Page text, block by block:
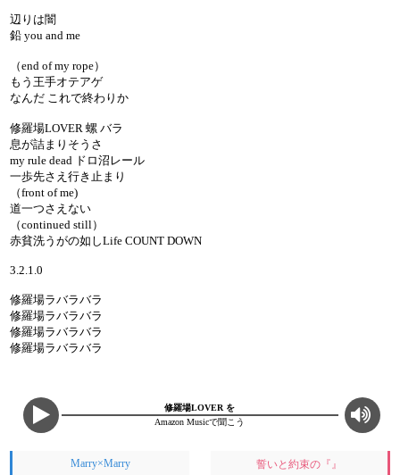
辺りは闇
鉛 you and me
（end of my rope）
もう王手オテアゲ
なんだ これで終わりか
修羅場LOVER 螺 バラ
息が詰まりそうさ
my rule dead ドロ沼レール
一歩先さえ行き止まり
（front of me)
道一つさえない
（continued still）
赤貧洗うがの如しLife COUNT DOWN
3.2.1.0
修羅場ラバラバラ
修羅場ラバラバラ
修羅場ラバラバラ
修羅場ラバラバラ
修羅場LOVER を
Amazon Musicで聞こう
Marry×Marry 誓いと約束の『』